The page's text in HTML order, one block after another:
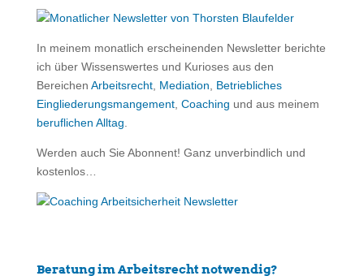
In meinem monatlich erscheinenden Newsletter berichte
ich über Wissenswertes und Kurioses aus den
Bereichen Arbeitsrecht, Mediation
Betriebliches
Eingliederungsmangement, Coaching und aus meinem
beruflichen Alltag
Werden auch Sie Abonnent! Ganz unverbindlich und
kostenlos…
Beratung im Arbeitsrecht notwendig?